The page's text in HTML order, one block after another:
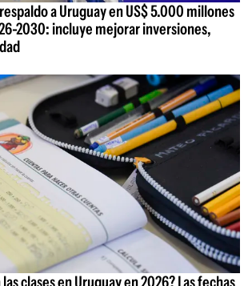
a Uruguay en US$ 5.000 millones
2030: incluye mejorar inversiones,